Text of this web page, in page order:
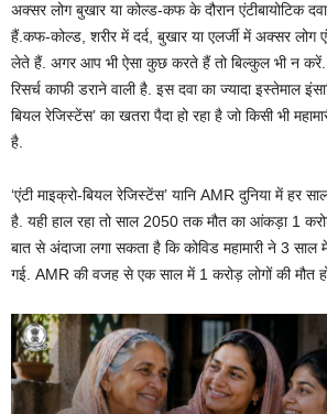
अक्सर लोग बुखार या कोल्ड-कफ के दौरान एंटीबायोटिक
हैं.कफ-कोल्ड, शरीर में दर्द, बुखार या एलर्जी में अक्सर लोग
लेते हैं. अगर आप भी ऐसा कुछ करते हैं तो बिल्कुल भी न करें.
रिसर्च काफी डराने वाली है. इस दवा का ज्यादा इस्तेमाल
बियल रेजिस्टेंस’ का खतरा पैदा हो रहा है जो किसी भी
है.
‘एंटी माइक्रो-बियल रेजिस्टेंस’ यानि AMR दुनिया में हर
है. यही हाल रहा तो साल 2050 तक मौत का आंकड़ा 1
बात से अंदाजा लगा सकता है कि कोविड महामारी ने 3 साल
गई. AMR की वजह से एक साल में 1 करोड़ लोगों की मौत